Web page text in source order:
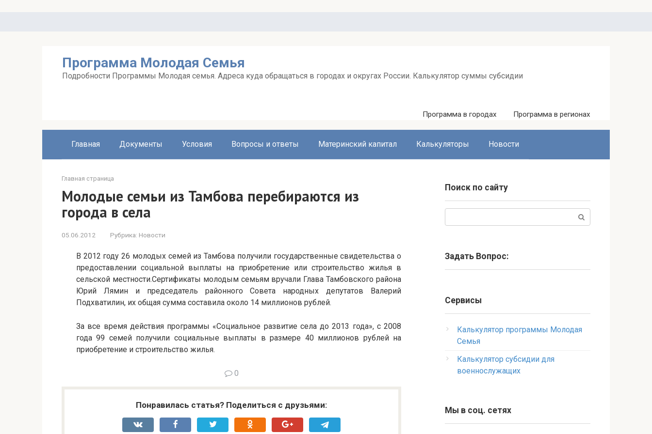
Программа Молодая Семья
Подробности Программы Молодая семья. Адреса куда обращаться в городах и округах России. Калькулятор суммы субсидии
Программа в городах Программа в регионах
Главная Документы Условия Вопросы и ответы Материнский капитал Калькуляторы Новости
Главная страница
Молодые семьи из Тамбова перебираются из
города в села
05.06.2012 Рубрика: Новости
В 2012 году 26 молодых семей из Тамбова получили государственные свидетельства о
предоставлении социальной выплаты на приобретение или строительство жилья в
сельской местности.Сертификаты молодым семьям вручали Глава Тамбовского района
Юрий Лямин и председатель районного Совета народных депутатов Валерий
Подхватилин, их общая сумма составила около 14 миллионов рублей.
За все время действия программы «Социальное развитие села до 2013 года», с 2008
года 99 семей получили социальные выплаты в размере 40 миллионов рублей на
приобретение и строительство жилья.
0
Понравилась статья? Поделиться с друзьями:
Поиск по сайту
Задать Вопрос:
Сервисы
Калькулятор программы Молодая
Семья
Калькулятор субсидии для
военнослужащих
Мы в соц. сетях